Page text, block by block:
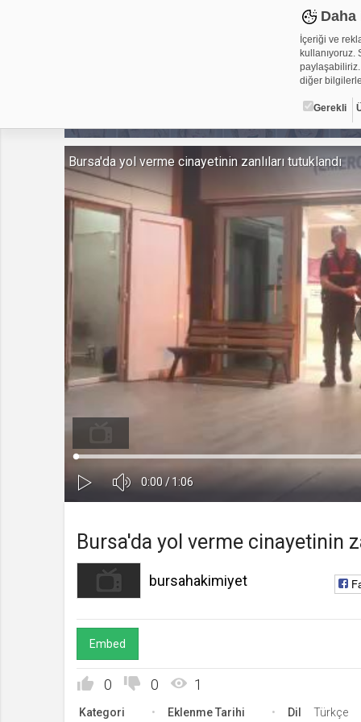
İçeriği ve
kullanıyoruz.
paylaşabiliriz.
diğer
Gerekli
Çerez
Çerezler,
metin
alanlar için
Gerekli
Üçüncü Parti
Kapa
Süre
0:00/ Toplam
1:06
Yüklendi:
Yükleniyor:
Bursa'da yol verme cinayetinin zanlıları tutuklandı
Bursa'da yol verme cinayetinin
bursahakimiyet
Embed
0 0 1
Kategori Eklenme Tarihi Dil Türkçe